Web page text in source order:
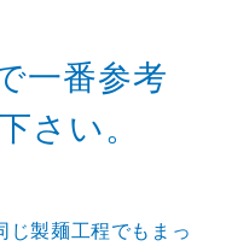
一番参考
さい。
じ製麺工程でもまっ